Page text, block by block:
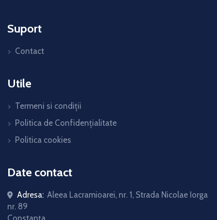
Suport
Contact
Utile
Termeni si condiții
Politica de Confidențialitate
Politica cookies
Date contact
Adresa: Aleea Lacramioarei, nr. 1, Strada Nicolae Iorga
nr. 89
Constanța